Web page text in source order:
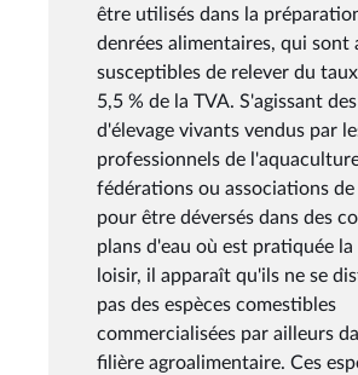
être utilisés dans la
denrées alimentaires, qui sont
susceptibles de relever du
5,5 % de la TVA. S'agissant
d'élevage vivants vendus par
professionnels de
fédérations ou associations de
pour être déversés dans des
plans d'eau où est pratiquée la
loisir, il apparaît qu'ils ne se
pas des espèces comestibles
commercialisées par ailleurs
filière agroalimentaire. Ces